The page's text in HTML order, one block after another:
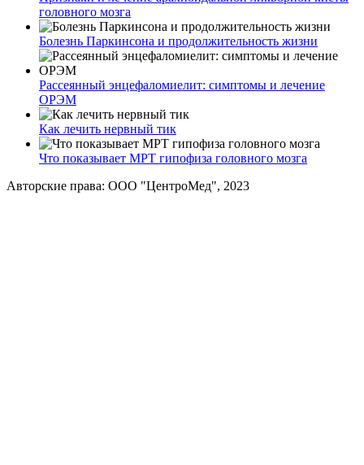
головного мозга
Болезнь Паркинсона и продолжительность жизни
Рассеянный энцефаломиелит: симптомы и лечение
ОРЭМ
Как лечить нервный тик
Что показывает МРТ гипофиза головного мозга
Авторские права: ООО "ЦентроМед", 2023